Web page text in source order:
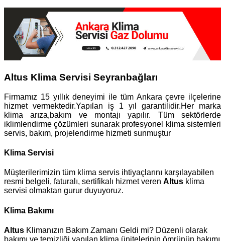
Altus Klima Servisi Seyranbağları
Firmamız 15 yıllık deneyimi ile tüm Ankara çevre ilçelerine
hizmet vermektedir.Yapılan iş 1 yıl garantilidir.Her marka
klima arıza,bakım ve montajı yapılır. Tüm sektörlerde
iklimlendirme çözümleri sunarak profesyonel klima sistemleri
servis, bakım, projelendirme hizmeti sunmuştur
Klima Servisi
Müşterilerimizin tüm klima servis ihtiyaçlarını karşılayabilen
resmi belgeli, faturalı, sertifikalı hizmet veren Altus klima
servisi olmaktan gurur duyuyoruz.
Klima Bakımı
Altus Klimanızın Bakım Zamanı Geldi mi? Düzenli olarak
bakımı ve temizliği yapılan klima ünitelerinin ömrünün bakımı